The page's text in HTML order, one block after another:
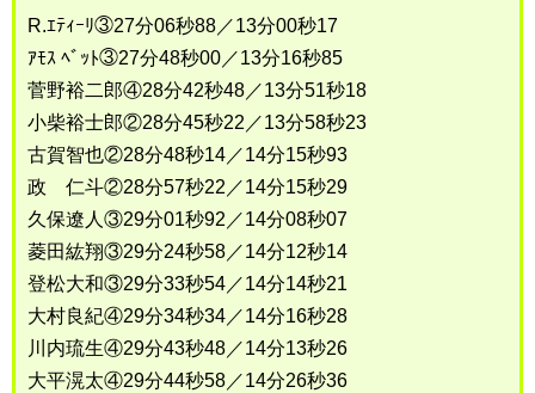
R.ｴﾃｨｰﾘ③27分06秒88／13分00秒17
ｱﾓｽ ﾍﾞｯﾄ③27分48秒00／13分16秒85
菅野裕二郎④28分42秒48／13分51秒18
小柴裕士郎②28分45秒22／13分58秒23
古賀智也②28分48秒14／14分15秒93
政 仁斗②28分57秒22／14分15秒29
久保遼人③29分01秒92／14分08秒07
菱田紘翔③29分24秒58／14分12秒14
登松大和③29分33秒54／14分14秒21
大村良紀④29分34秒34／14分16秒28
川内琉生④29分43秒48／14分13秒26
大平滉太④29分44秒58／14分26秒36